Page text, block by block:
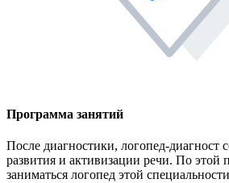
Программа занятий
После диагностики, логопед-диагност
развития и активизации речи. По этой
заниматься логопед этой